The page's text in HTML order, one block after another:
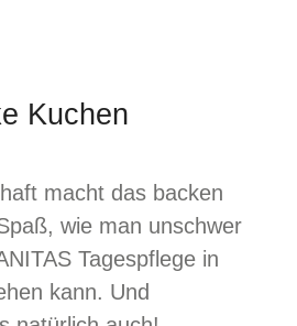
Kuchen
macht das backen
wie man unschwer
Tagespflege in
kann. Und